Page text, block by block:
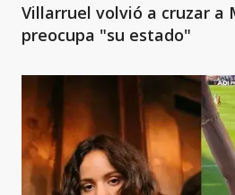
Villarruel volvió a cruzar a
preocupa "su estado"